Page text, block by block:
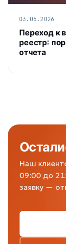
03.06.2026
Переход к
реестр:
отчета
Наш
09:00 до
заявку —